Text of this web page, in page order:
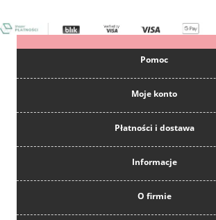
Pomoc
Moje konto
Płatności i dostawa
Informacje
O firmie